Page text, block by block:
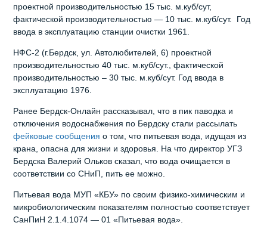
проектной производительностью 15 тыс. м.куб/сут,
фактической производительностью — 10 тыс. м.куб/сут. Год
ввода в эксплуатацию станции очистки 1961.
НФС-2 (г.Бердск, ул. Автолюбителей, 6) проектной
производительностью 40 тыс. м.куб/сут., фактической
производительностью – 30 тыс. м.куб/сут. Год ввода в
эксплуатацию 1976.
Ранее Бердск-Онлайн рассказывал, что в пик паводка и
отключения водоснабжения по Бердску стали рассылать
фейковые сообщения о том, что питьевая вода, идущая из
крана, опасна для жизни и здоровья. На что директор УГЗ
Бердска Валерий Ольков сказал, что вода очищается в
соответствии со СНиП, пить ее можно.
Питьевая вода МУП «КБУ» по своим физико-химическим и
микробиологическим показателям полностью соответствует
СанПиН 2.1.4.1074 — 01 «Питьевая вода».